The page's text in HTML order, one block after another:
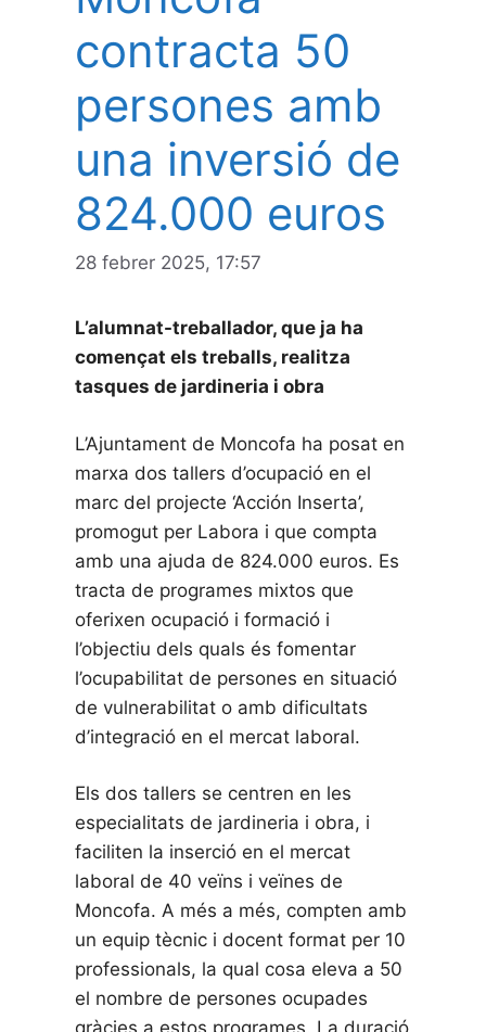
contracta 50
persones amb
una inversió de
824.000 euros
28 febrer 2025, 17:57
L’alumnat-treballador, que ja ha
començat els treballs, realitza
tasques de jardineria i obra
L’Ajuntament de Moncofa ha posat en
marxa dos tallers d’ocupació en el
marc del projecte ‘Acción Inserta’,
promogut per Labora i que compta
amb una ajuda de 824.000 euros. Es
tracta de programes mixtos que
oferixen ocupació i formació i
l’objectiu dels quals és fomentar
l’ocupabilitat de persones en situació
de vulnerabilitat o amb dificultats
d’integració en el mercat laboral.
Els dos tallers se centren en les
especialitats de jardineria i obra, i
faciliten la inserció en el mercat
laboral de 40 veïns i veïnes de
Moncofa. A més a més, compten amb
un equip tècnic i docent format per 10
professionals, la qual cosa eleva a 50
el nombre de persones ocupades